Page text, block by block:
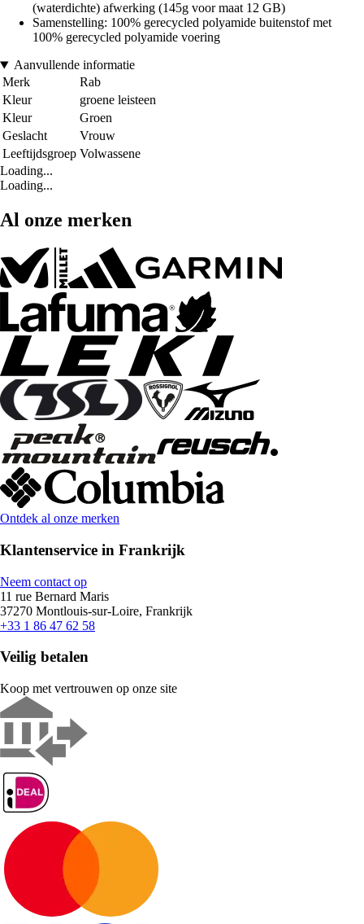
(waterdichte) afwerking (145g voor maat 12 GB)
Samenstelling: 100% gerecycled polyamide buitenstof met
100% gerecycled polyamide voering
Aanvullende informatie
Merk
Rab
Kleur
groene leisteen
Kleur
Groen
Geslacht
Vrouw
Leeftijdsgroep Volwassene
Loading...
Loading...
Al onze merken
Ontdek al onze merken
Klantenservice in Frankrijk
Neem contact op
11 rue Bernard Maris
37270 Montlouis-sur-Loire, Frankrijk
+33 1 86 47 62 58
Veilig betalen
Koop met vertrouwen op onze site